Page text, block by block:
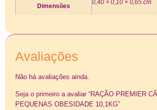
Dimensões
0,40 × 0,10 × 0,65 cm
Avaliações
Não há avaliações ainda.
Seja o primeiro a avaliar “RAÇÃO PREMIER
PEQUENAS OBESIDADE 10,1KG”